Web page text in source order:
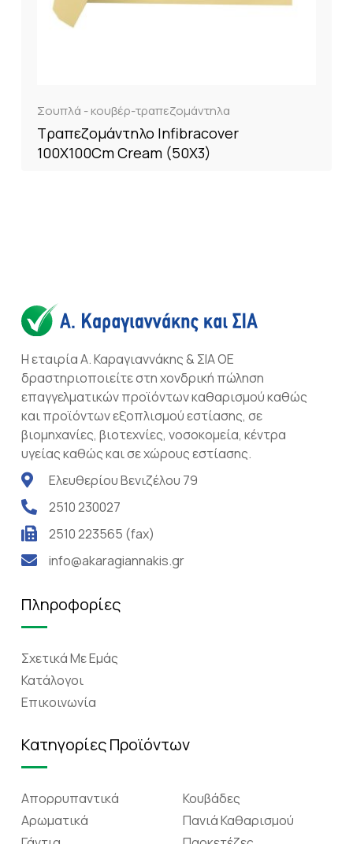
Σουπλά - κουβέρ-τραπεζομάντηλα
Τραπεζομάντηλο Infibracover
100X100Cm Cream (50X3)
Η εταιρία Α. Καραγιαννάκης & ΣΙΑ ΟΕ
δραστηριοποιείτε στη χονδρική πώληση
επαγγελματικών προϊόντων καθαρισμού καθώς
και προϊόντων εξοπλισμού εστίασης, σε
βιομηχανίες, βιοτεχνίες, νοσοκομεία, κέντρα
υγείας καθώς και σε χώρους εστίασης.
Ελευθερίου Βενιζέλου 79
2510 230027
2510 223565 (fax)
info@akaragiannakis.gr
Πληροφορίες
Σχετικά Mε Eμάς
Κατάλογοι
Επικοινωνία
Κατηγορίες Προϊόντων
Απορρυπαντικά
Αρωματικά
Κουβάδες
Πανιά Καθαρισμού